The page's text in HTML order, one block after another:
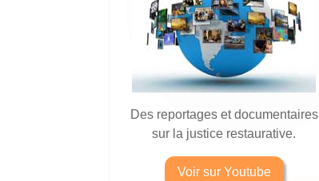
Des reportages et documentaires
sur la justice restaurative.
Voir sur Youtube